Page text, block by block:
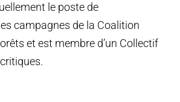
le poste de
campagnes de la Coalition
et est membre d’un Collectif